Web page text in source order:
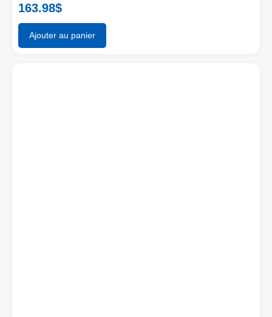
163.98$
Ajouter au panier